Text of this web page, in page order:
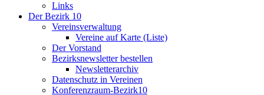
Links
Der Bezirk 10
Vereinsverwaltung
Vereine auf Karte (Liste)
Der Vorstand
Bezirksnewsletter bestellen
Newsletterarchiv
Datenschutz in Vereinen
Konferenzraum-Bezirk10